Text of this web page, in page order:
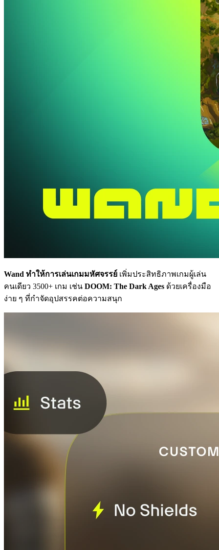
Wand ทำให้การเล่นเกมมหัศจรรย์ เพิ่มประสิทธิภาพเกมผู้เล่น
คนเดียว 3500+ เกม เช่น DOOM: The Dark Ages ด้วยเครื่องมือ
ง่าย ๆ ที่กำจัดอุปสรรคต่อความสนุก